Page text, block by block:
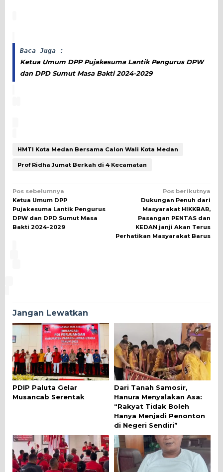
Baca Juga :
Ketua Umum DPP Pujakesuma Lantik Pengurus DPW
dan DPD Sumut Masa Bakti 2024-2029
HMTI Kota Medan Bersama Calon Wali Kota Medan
Prof Ridha Jumat Berkah di 4 Kecamatan
Navigasi
pos
Pos sebelumnya
Ketua Umum DPP
Pujakesuma Lantik Pengurus
DPW dan DPD Sumut Masa
Bakti 2024-2029
Pos berikutnya
Dukungan Penuh dari
Masyarakat HIKKBAR,
Pasangan PENTAS dan
KEDAN janji Akan Terus
Perhatikan Masyarakat Barus
Jangan Lewatkan
PDIP Paluta Gelar
Musancab Serentak
Dari Tanah Samosir,
Hanura Menyalakan Asa:
“Rakyat Tidak Boleh
Hanya Menjadi Penonton
di Negeri Sendiri”